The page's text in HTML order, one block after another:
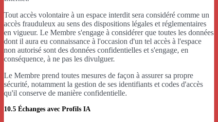
Tout accès volontaire à un espace interdit sera considéré comme un
accès frauduleux au sens des dispositions légales et réglementaires
en vigueur. Le Membre s'engage à considérer que toutes les données
dont il aura eu connaissance à l'occasion d'un tel accès à l'espace
non autorisé sont des données confidentielles et s'engage, en
conséquence, à ne pas les divulguer.
Le Membre prend toutes mesures de façon à assurer sa propre
sécurité, notamment la gestion de ses identifiants et codes d'accès
qu'il conserve de manière confidentielle.
10.5 Échanges avec Profils IA